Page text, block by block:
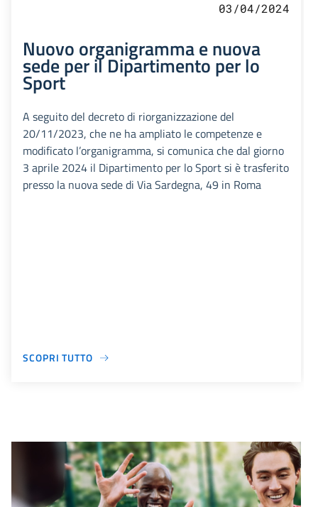
03/04/2024
Nuovo organigramma e nuova
sede per il Dipartimento per lo
Sport
A seguito del decreto di riorganizzazione del
20/11/2023, che ne ha ampliato le competenze e
modificato l’organigramma, si comunica che dal giorno
3 aprile 2024 il Dipartimento per lo Sport si è trasferito
presso la nuova sede di Via Sardegna, 49 in Roma
SCOPRI TUTTO